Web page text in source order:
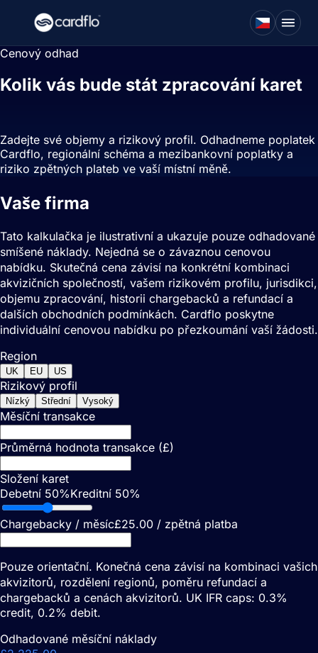
Cenový odhad
Kolik vás bude stát zpracování karet
Zadejte své objemy a rizikový profil. Odhadneme poplatek
Cardflo, regionální schéma a mezibankovní poplatky a
riziko zpětných plateb ve vaší místní měně.
Vaše firma
Tato kalkulačka je ilustrativní a ukazuje pouze odhadované
smíšené náklady. Nejedná se o závaznou cenovou
nabídku. Skutečná cena závisí na konkrétní kombinaci
akvizičních společností, vašem rizikovém profilu, jurisdikci,
objemu zpracování, historii chargebacků a refundací a
dalších obchodních podmínkách. Cardflo poskytne
individuální cenovou nabídku po přezkoumání vaší žádosti.
Region
UK EU US
Rizikový profil
Nízký Střední Vysoký
Měsíční transakce
Průměrná hodnota transakce (£)
Složení karet
Debetní 50%Kreditní 50%
Chargebacky / měsíc£25.00 / zpětná platba
Pouze orientační. Konečná cena závisí na kombinaci vašich
akvizitorů, rozdělení regionů, poměru refundací a
chargebacků a cenách akvizitorů. UK IFR caps: 0.3%
credit, 0.2% debit.
Odhadované měsíční náklady